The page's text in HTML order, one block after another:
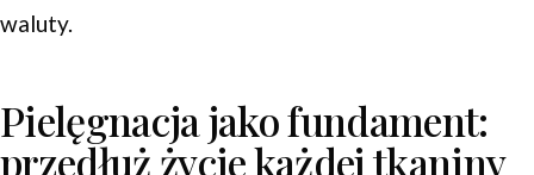
waluty.
Pielęgnacja jako fundament:
przedłuż życie każdej tkaniny